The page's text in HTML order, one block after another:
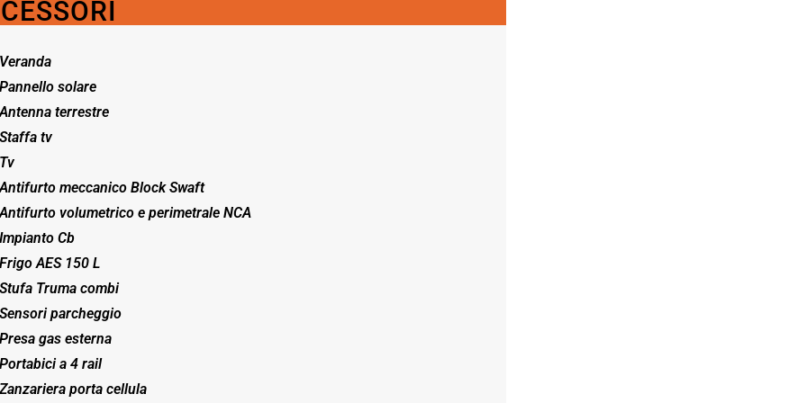
Veranda
Pannello solare
Antenna terrestre
Staffa tv
Tv
Antifurto meccanico Block Swaft
Antifurto volumetrico e perimetrale NCA
Impianto Cb
Frigo AES 150 L
Stufa Truma combi
Sensori parcheggio
Presa gas esterna
Portabici a 4 rail
Zanzariera porta cellula